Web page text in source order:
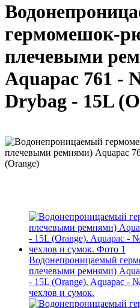
гермомешок-
плечевыми
Aquapac 761 -
Drybag - 15L
Водонепроницаемый
плечевыми ремнями)
- 15L (Orange). Aquapac -
чехлов и сумок.